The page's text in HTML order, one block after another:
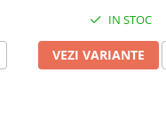
IN STOC
VEZI VARIANTE